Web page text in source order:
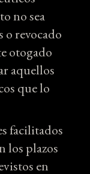
no sea
o revocado
otogado
aquellos
que lo
facilitados
los plazos
en